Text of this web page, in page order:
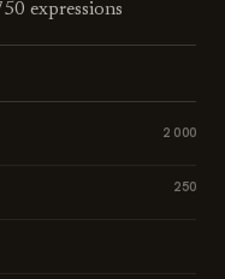
expressions
2 000
250